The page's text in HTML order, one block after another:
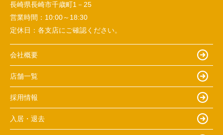
長崎県長崎市千歳町1－25
営業時間： 10:00～18:30
定休日： 各支店にご確認ください。
会社概要
店舗一覧
採用情報
入居・退去